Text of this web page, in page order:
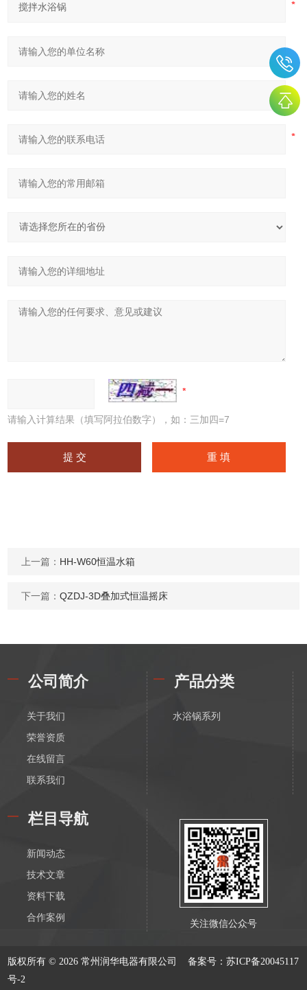
请输入计算结果（填写阿拉伯数字），如：三加四=7
上一篇： HH-W60恒温水箱
下一篇：QZDJ-3D叠加式恒温摇床
公司简介
关于我们
荣誉资质
在线留言
联系我们
产品分类
水浴锅系列
栏目导航
新闻动态
技术文章
资料下载
合作案例
关注微信公众号
版权所有 © 2026 常州润华电器有限公司备案号：苏ICP备20045117
号-2